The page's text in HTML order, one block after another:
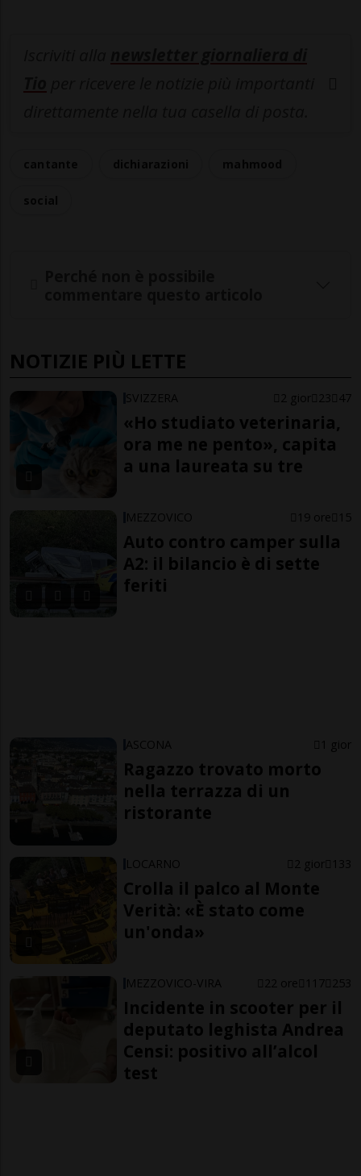
NOTIZIE PIÙ LETTE
SVIZZERA 2 gior 23 47
«Ho studiato veterinaria,
ora me ne pento», capita
a una laureata su tre
MEZZOVICO 19 ore 15
Auto contro camper sulla
A2: il bilancio è di sette
feriti
ASCONA 1 gior
Ragazzo trovato morto
nella terrazza di un
ristorante
LOCARNO 2 gior 133
Crolla il palco al Monte
Verità: «È stato come
un'onda»
MEZZOVICO-VIRA 22 ore 117 253
Incidente in scooter per il
deputato leghista Andrea
Censi: positivo all’alcol
test